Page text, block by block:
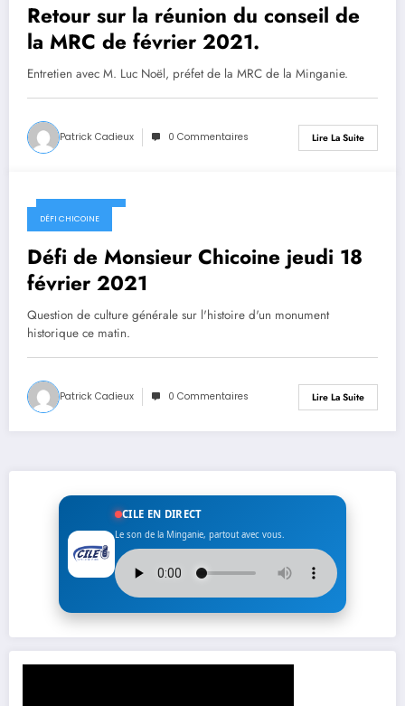
Retour sur la réunion du conseil de
la MRC de février 2021.
Entretien avec M. Luc Noël, préfet de la MRC de la Minganie.
Patrick Cadieux 0 Commentaires Lire La Suite
18 février 2021
DÉFI CHICOINE
Défi de Monsieur Chicoine jeudi 18
février 2021
Question de culture générale sur l'histoire d'un monument
historique ce matin.
Patrick Cadieux 0 Commentaires Lire La Suite
CILE EN DIRECT
Le son de la Minganie, partout avec vous.